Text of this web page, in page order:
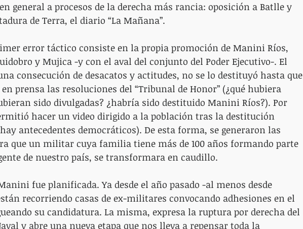
general a procesos de la derecha más rancia: oposición a Batlle y
de Terra, el diario “La Mañana”.
error táctico consiste en la propia promoción de Manini Ríos,
y Mujica -y con el aval del conjunto del Poder Ejecutivo-. El
consecución de desacatos y actitudes, no se lo destituyó hasta que
prensa las resoluciones del “Tribunal de Honor” (¿qué hubiera
sido divulgadas? ¿habría sido destituido Manini Ríos?). Por
hacer un video dirigido a la población tras la destitución
antecedentes democráticos). De esta forma, se generaron las
que un militar cuya familia tiene más de 100 años formando parte
de nuestro país, se transformara en caudillo.
fue planificada. Ya desde el año pasado -al menos desde
recorriendo casas de ex-militares convocando adhesiones en el
su candidatura. La misma, expresa la ruptura por derecha del
y abre una nueva etapa que nos lleva a repensar toda la